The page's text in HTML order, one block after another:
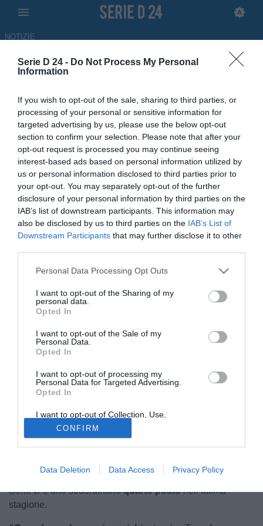
Serie D 24 - Do Not Process My Personal
Information
If you wish to opt-out of the sale, sharing to third parties, or
processing of your personal or sensitive information for
targeted advertising by us, please use the below opt-out
section to confirm your selection. Please note that after your
opt-out request is processed you may continue seeing
interest-based ads based on personal information utilized by
us or personal information disclosed to third parties prior to
your opt-out. You may separately opt-out of the further
disclosure of your personal information by third parties on the
IAB’s list of downstream participants. This information may
also be disclosed by us to third parties on the IAB’s List of
Downstream Participants that may further disclose it to other
Personal Data Processing Opt Outs
I want to opt-out of the Sharing of my
personal data.
Opted In
I want to opt-out of the Sale of my
Personal Data.
Opted In
I want to opt-out of processing my
Personal Data for Targeted Advertising.
Opted In
I want to opt-out of Collection, Use,
Retention, Sale, and/or Sharing of my
Personal Data that Is Unrelated with the
Purposes for which it was collected.
Opted Out
CONFIRM
Data Deletion Data Access Privacy Policy
NOTIZIE
Brian Lignano, ufficiale la
separazione con Moras: lo
attende il Cjarlins Muzane
18.05.2026 18:29 di Redazione
Dopo gli ottimi risultati alla guida del Brian Lignano, l'allenatore
Alessandro Moras è pronto a ripartire dal Cjarlins Muzane
Credit: Brian Lignano
"Dopo anni vissuti insieme, ricchi di emozioni,
successi e traguardi straordinari, si separano le strade
il club friulano ha deciso di omaggiare e salutare un
allenatore che nel corso di questi anni ha regalato tante
soddisfazioni aitifosi. Un percorso iniziato con fiducia e
vittoria del campionato di
, una salvezza in
Serie D e uno straordinarioquarto postonell’ultima
stagione.